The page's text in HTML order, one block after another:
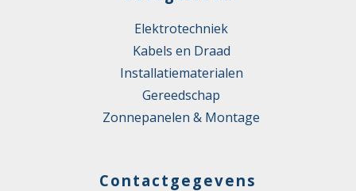
Elektrotechniek
Kabels en Draad
Installatiematerialen
Gereedschap
Zonnepanelen & Montage
Contactgegevens